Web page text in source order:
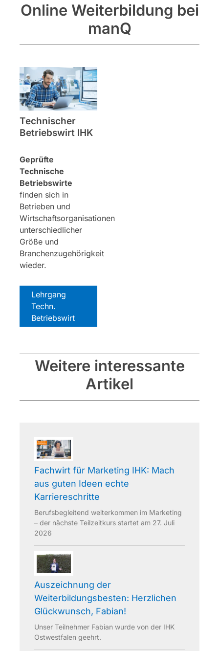
Online Weiterbildung bei
manQ
Technischer
Betriebswirt IHK
Geprüfte
Technische
Betriebswirte
finden sich in
Betrieben und
Wirtschaftsorganisationen
unterschiedlicher
Größe und
Branchenzugehörigkeit
wieder.
Lehrgang
Techn.
Betriebswirt
Weitere interessante
Artikel
Fachwirt für Marketing IHK: Mach
aus guten Ideen echte
Karriereschritte
Berufsbegleitend weiterkommen im Marketing
– der nächste Teilzeitkurs startet am 27. Juli
2026
Auszeichnung der
Weiterbildungsbesten: Herzlichen
Glückwunsch, Fabian!
Unser Teilnehmer Fabian wurde von der IHK
Ostwestfalen geehrt.